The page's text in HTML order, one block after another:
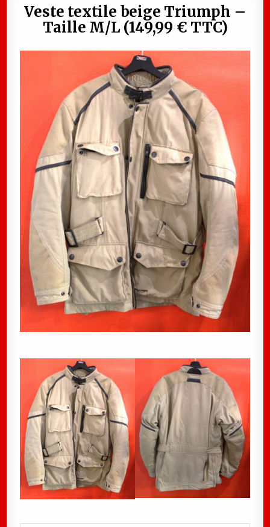
Veste textile beige Triumph –
Taille M/L (149,99 € TTC)